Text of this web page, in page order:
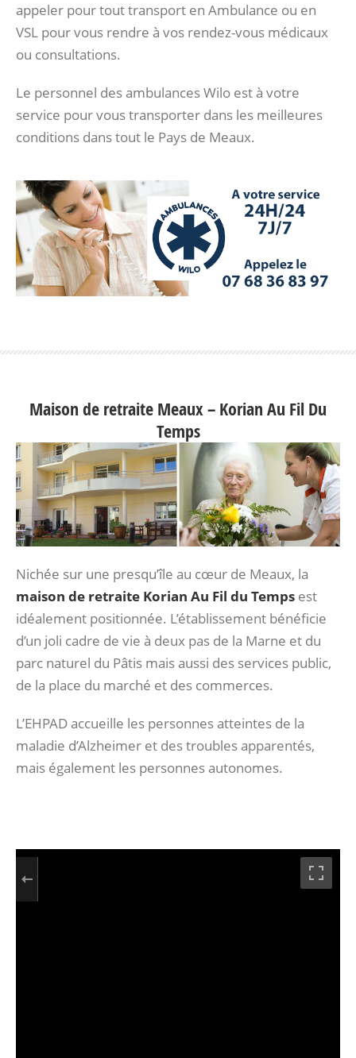
appeler pour tout transport en Ambulance ou en
VSL pour vous rendre à vos rendez-vous médicaux
ou consultations.
Le personnel des ambulances Wilo est à votre
service pour vous transporter dans les meilleures
conditions dans tout le Pays de Meaux.
Maison de retraite Meaux – Korian Au Fil Du
Temps
Nichée sur une presqu’île au cœur de Meaux, la
maison de retraite Korian Au Fil du Temps est
idéalement positionnée. L’établissement bénéficie
d’un joli cadre de vie à deux pas de la Marne et du
parc naturel du Pâtis mais aussi des services public,
de la place du marché et des commerces.
L’EHPAD accueille les personnes atteintes de la
maladie d’Alzheimer et des troubles apparentés,
mais également les personnes autonomes.